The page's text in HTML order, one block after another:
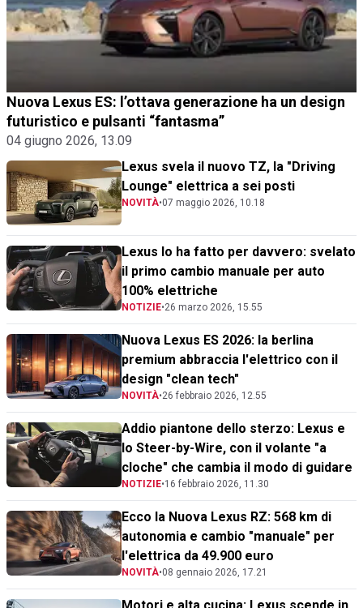
Nuova Lexus ES: l’ottava generazione ha un design
futuristico e pulsanti “fantasma”
04 giugno 2026, 13.09
Lexus svela il nuovo TZ, la "Driving
Lounge" elettrica a sei posti
NOVITÀ•07 maggio 2026, 10.18
Lexus lo ha fatto per davvero: svelato
il primo cambio manuale per auto
100% elettriche
NOTIZIE•26 marzo 2026, 15.55
Nuova Lexus ES 2026: la berlina
premium abbraccia l'elettrico con il
design "clean tech"
NOVITÀ•26 febbraio 2026, 12.55
Addio piantone dello sterzo: Lexus e
lo Steer-by-Wire, con il volante "a
cloche" che cambia il modo di guidare
NOTIZIE•16 febbraio 2026, 11.30
Ecco la Nuova Lexus RZ: 568 km di
autonomia e cambio "manuale" per
l'elettrica da 49.900 euro
NOVITÀ•08 gennaio 2026, 17.21